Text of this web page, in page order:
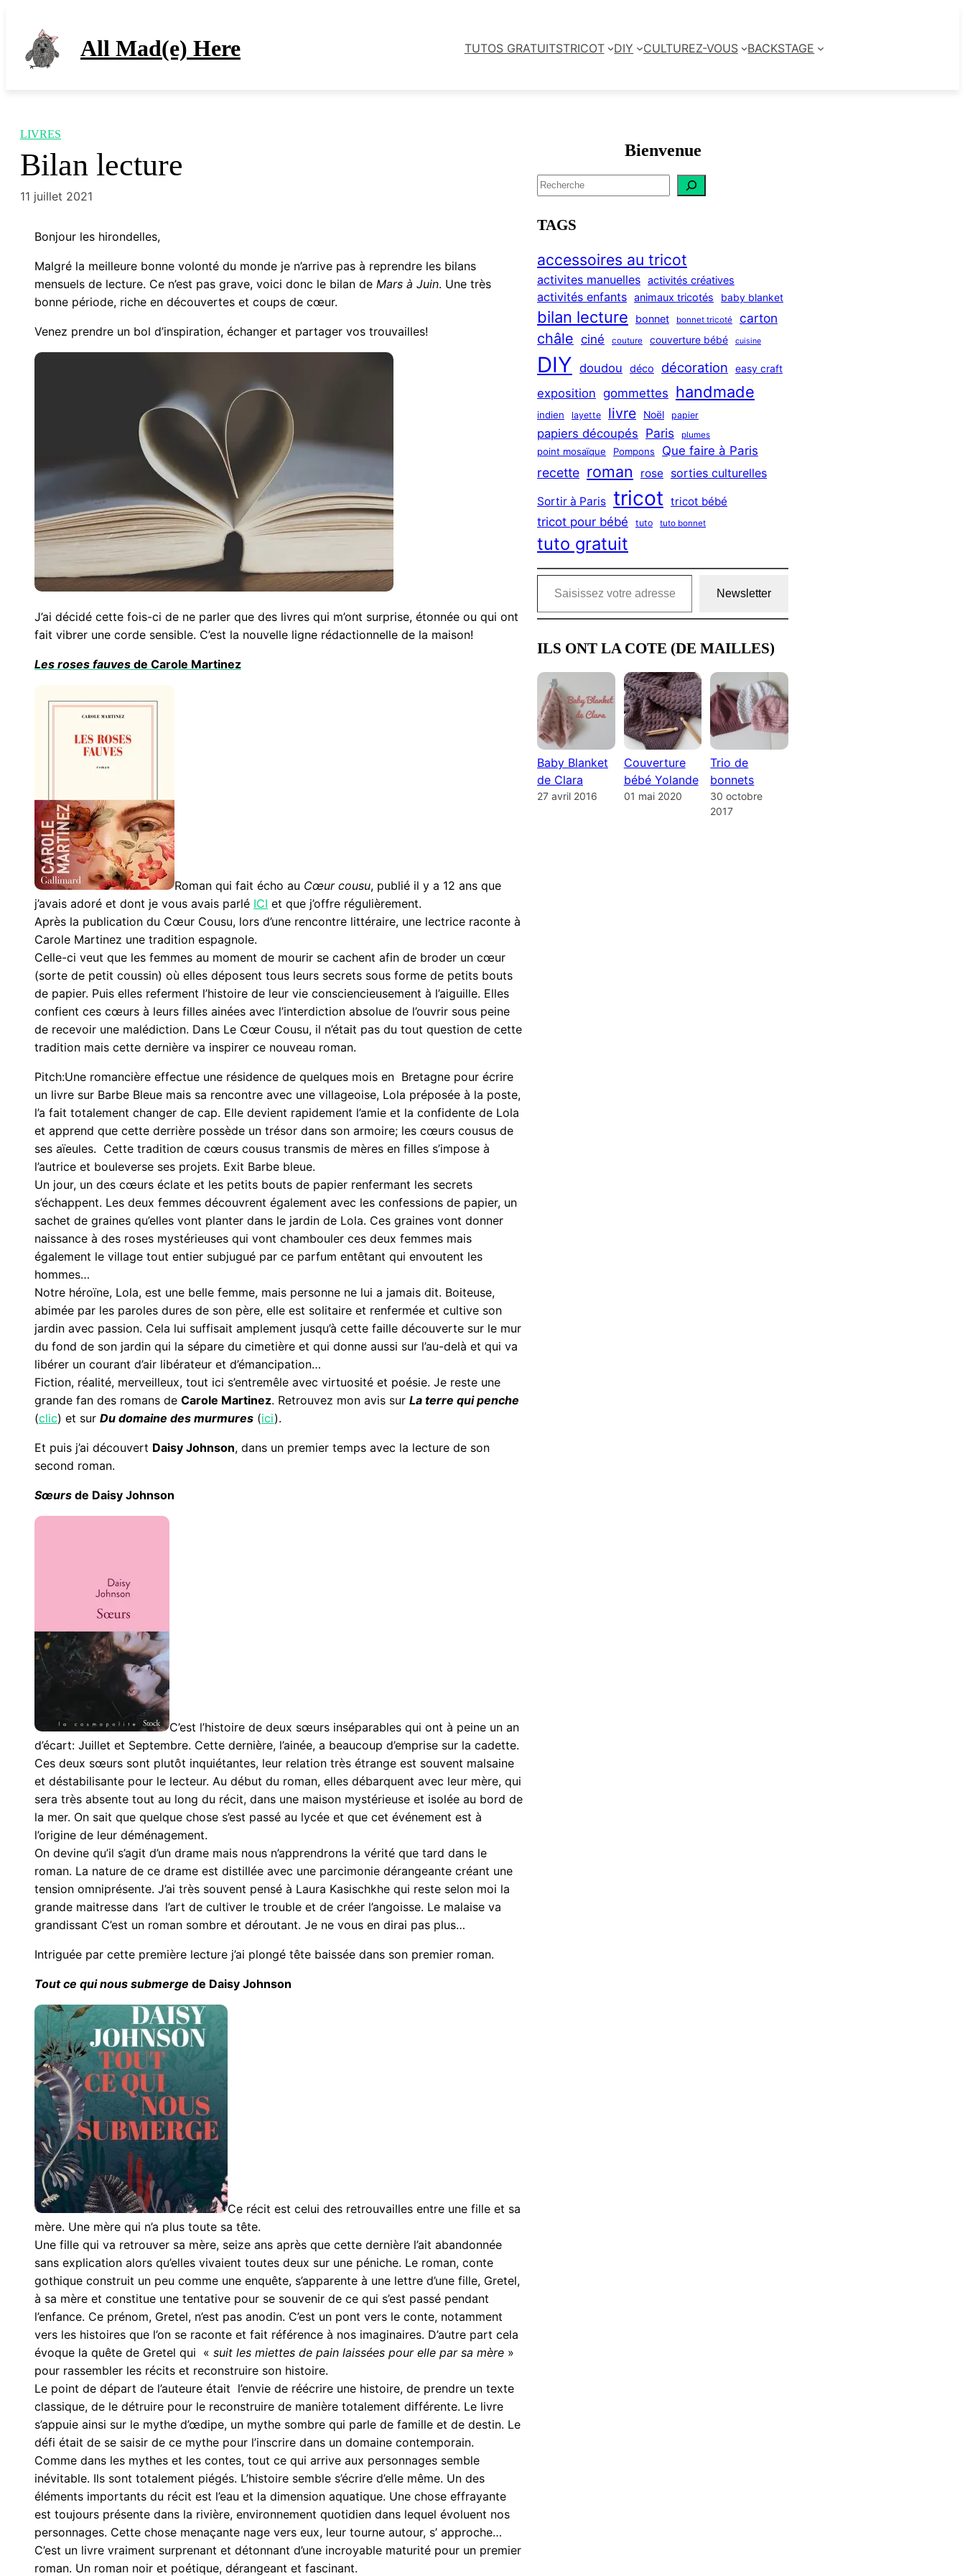
contenu
All Mad(e) Here TUTOS GRATUITSTRICOT DIY CULTUREZ-VOUS BACKSTAGE
LIVRES
Bilan lecture
11 juillet 2021
Bonjour les hirondelles,
Malgré la meilleure bonne volonté du monde je n’arrive pas à reprendre les bilans
mensuels de lecture. Ce n’est pas grave, voici donc le bilan de Mars à Juin. Une très
bonne période, riche en découvertes et coups de cœur.
Venez prendre un bol d’inspiration, échanger et partager vos trouvailles!
J’ai décidé cette fois-ci de ne parler que des livres qui m’ont surprise, étonnée ou qui ont
fait vibrer une corde sensible. C’est la nouvelle ligne rédactionnelle de la maison!
Les roses fauves de Carole Martinez
Roman qui fait écho au Cœur cousu, publié il y a 12 ans que
j’avais adoré et dont je vous avais parlé ICI et que j’offre régulièrement.
Après la publication du Cœur Cousu, lors d’une rencontre littéraire, une lectrice raconte à
Carole Martinez une tradition espagnole.
Celle-ci veut que les femmes au moment de mourir se cachent afin de broder un cœur
(sorte de petit coussin) où elles déposent tous leurs secrets sous forme de petits bouts
de papier. Puis elles referment l’histoire de leur vie consciencieusement à l’aiguille. Elles
confient ces cœurs à leurs filles ainées avec l’interdiction absolue de l’ouvrir sous peine
de recevoir une malédiction. Dans Le Cœur Cousu, il n’était pas du tout question de cette
tradition mais cette dernière va inspirer ce nouveau roman.
Pitch:Une romancière effectue une résidence de quelques mois en Bretagne pour écrire
un livre sur Barbe Bleue mais sa rencontre avec une villageoise, Lola préposée à la poste,
l’a fait totalement changer de cap. Elle devient rapidement l’amie et la confidente de Lola
et apprend que cette derrière possède un trésor dans son armoire; les cœurs cousus de
ses aïeules. Cette tradition de cœurs cousus transmis de mères en filles s’impose à
l’autrice et bouleverse ses projets. Exit Barbe bleue.
Un jour, un des cœurs éclate et les petits bouts de papier renfermant les secrets
s’échappent. Les deux femmes découvrent également avec les confessions de papier, un
sachet de graines qu’elles vont planter dans le jardin de Lola. Ces graines vont donner
naissance à des roses mystérieuses qui vont chambouler ces deux femmes mais
également le village tout entier subjugué par ce parfum entêtant qui envoutent les
hommes…
Notre héroïne, Lola, est une belle femme, mais personne ne lui a jamais dit. Boiteuse,
abimée par les paroles dures de son père, elle est solitaire et renfermée et cultive son
jardin avec passion. Cela lui suffisait amplement jusqu’à cette faille découverte sur le mur
du fond de son jardin qui la sépare du cimetière et qui donne aussi sur l’au-delà et qui va
libérer un courant d’air libérateur et d’émancipation…
Fiction, réalité, merveilleux, tout ici s’entremêle avec virtuosité et poésie. Je reste une
grande fan des romans de Carole Martinez. Retrouvez mon avis sur La terre qui penche
(clic) et sur Du domaine des murmures (ici).
Et puis j’ai découvert Daisy Johnson, dans un premier temps avec la lecture de son
second roman.
Sœurs de Daisy Johnson
C’est l’histoire de deux sœurs inséparables qui ont à peine un an
d’écart: Juillet et Septembre. Cette dernière, l’ainée, a beaucoup d’emprise sur la cadette.
Ces deux sœurs sont plutôt inquiétantes, leur relation très étrange est souvent malsaine
et déstabilisante pour le lecteur. Au début du roman, elles débarquent avec leur mère, qui
sera très absente tout au long du récit, dans une maison mystérieuse et isolée au bord de
la mer. On sait que quelque chose s’est passé au lycée et que cet événement est à
l’origine de leur déménagement.
On devine qu’il s’agit d’un drame mais nous n’apprendrons la vérité que tard dans le
roman. La nature de ce drame est distillée avec une parcimonie dérangeante créant une
tension omniprésente. J’ai très souvent pensé à Laura Kasischkhe qui reste selon moi la
grande maitresse dans l’art de cultiver le trouble et de créer l’angoisse. Le malaise va
grandissant C’est un roman sombre et déroutant. Je ne vous en dirai pas plus…
Intriguée par cette première lecture j’ai plongé tête baissée dans son premier roman.
Tout ce qui nous submerge de Daisy Johnson
Ce récit est celui des retrouvailles entre une fille et sa
mère. Une mère qui n’a plus toute sa tête.
Une fille qui va retrouver sa mère, seize ans après que cette dernière l’ait abandonnée
sans explication alors qu’elles vivaient toutes deux sur une péniche. Le roman, conte
gothique construit un peu comme une enquête, s’apparente à une lettre d’une fille, Gretel,
à sa mère et constitue une tentative pour se souvenir de ce qui s’est passé pendant
l’enfance. Ce prénom, Gretel, n’est pas anodin. C’est un pont vers le conte, notamment
vers les histoires que l’on se raconte et fait référence à nos imaginaires. D’autre part cela
évoque la quête de Gretel qui « suit les miettes de pain laissées pour elle par sa mère »
pour rassembler les récits et reconstruire son histoire.
Le point de départ de l’auteure était l’envie de réécrire une histoire, de prendre un texte
classique, de le détruire pour le reconstruire de manière totalement différente. Le livre
s’appuie ainsi sur le mythe d’œdipe, un mythe sombre qui parle de famille et de destin. Le
défi était de se saisir de ce mythe pour l’inscrire dans un domaine contemporain.
Comme dans les mythes et les contes, tout ce qui arrive aux personnages semble
inévitable. Ils sont totalement piégés. L’histoire semble s’écrire d’elle même. Un des
éléments importants du récit est l’eau et la dimension aquatique. Une chose effrayante
est toujours présente dans la rivière, environnement quotidien dans lequel évoluent nos
personnages. Cette chose menaçante nage vers eux, leur tourne autour, s’ approche…
C’est un livre vraiment surprenant et détonnant d’une incroyable maturité pour un premier
roman. Un roman noir et poétique, dérangeant et fascinant.
Bienvenue
S
e
a
r
h
TAGS
accessoires au tricot
activites manuelles activités créatives
activités enfants animaux tricotés baby blanket
bilan lecture bonnet bonnet tricoté carton
châle ciné couture couverture bébé cuisine
DIY doudou déco décoration easy craft
exposition gommettes handmade
indien layette livre Noël papier
papiers découpés Paris plumes
point mosaïque Pompons Que faire à Paris
recette roman rose sorties culturelles
Sortir à Paris tricot tricot bébé
tricot pour bébé tuto tuto bonnet
tuto gratuit
Saisissez votre adresse e-mail…
Newsletter
ILS ONT LA COTE (DE MAILLES)
Baby Blanket
de Clara
27 avril 2016
Couverture
bébé Yolande
01 mai 2020
Trio de
bonnets
30 octobre
2017